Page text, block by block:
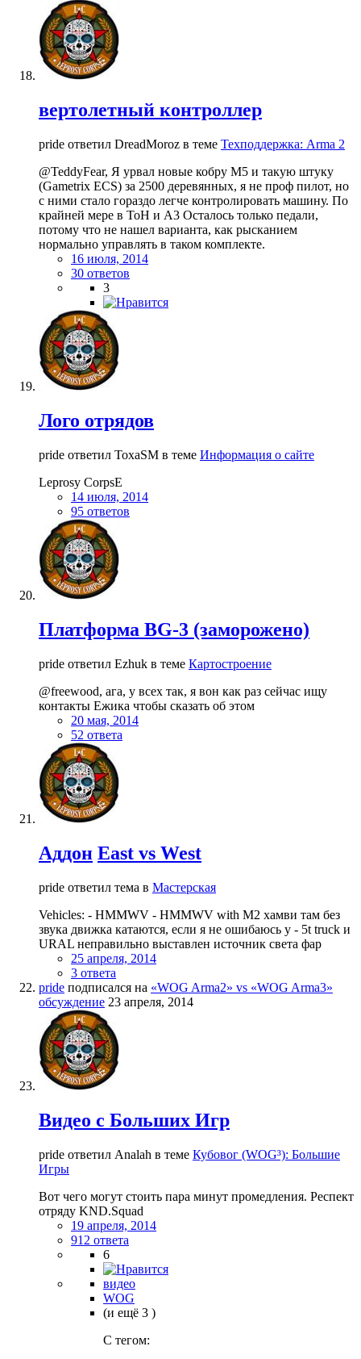
вертолетный контроллер
pride ответил DreadMoroz в теме Техподдержка: Arma 2
@TeddyFear, Я урвал новые кобру М5 и такую штуку
(Gametrix ECS) за 2500 деревянных, я не проф пилот, но
с ними стало гораздо легче контролировать машину. По
крайней мере в ToH и A3 Осталось только педали,
потому что не нашел варианта, как рысканием
нормально управлять в таком комплекте.
16 июля, 2014
30 ответов
3
Лого отрядов
pride ответил ToxaSM в теме Информация о сайте
Leprosy CorpsE
14 июля, 2014
95 ответов
Платформа BG-3 (заморожено)
pride ответил Ezhuk в теме Картостроение
@freewood, ага, у всех так, я вон как раз сейчас ищу
контакты Ежика чтобы сказать об этом
20 мая, 2014
52 ответа
Аддон East vs West
pride ответил тема в Мастерская
Vehicles: - HMMWV - HMMWV with M2 хамви там без
звука движка катаются, если я не ошибаюсь у - 5t truck и
URAL неправильно выставлен источник света фар
25 апреля, 2014
3 ответа
pride подписался на «WOG Arma2» vs «WOG Arma3»
обсуждение 23 апреля, 2014
Видео с Больших Игр
pride ответил Analah в теме Кубовог (WOG³): Большие
Игры
Вот чего могут стоить пара минут промедления. Респект
отряду KND.Squad
19 апреля, 2014
912 ответа
6
видео
WOG
(и ещё 3 )
C тегом: